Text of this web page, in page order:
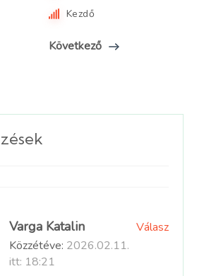
Kezdő
Következő
Varga Katalin
Közzétéve: 2026.02.11.
itt: 18:21
Válasz